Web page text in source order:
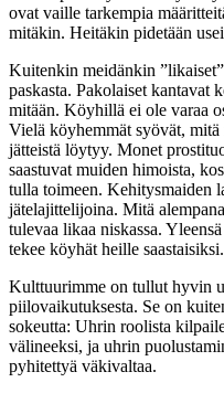
ovat vaille tarkempia
mitäkin. Heitäkin pidetään
Kuitenkin meidänkin
paskasta. Pakolaiset kantavat
mitään. Köyhillä ei ole varaa
Vielä köyhemmät syövät,
jätteistä löytyy. Monet
saastuvat muiden himoista,
tulla toimeen. Kehitysmaiden
jätelajittelijoina. Mitä
tulevaa likaa niskassa.
tekee köyhät heille saastaisiksi.
Kulttuurimme on tullut hyvin
piilovaikutuksesta. Se on
sokeutta: Uhrin roolista
välineeksi, ja uhrin
pyhitettyä väkivaltaa.